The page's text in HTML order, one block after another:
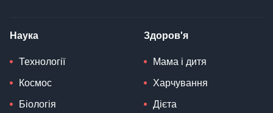
Наука
Технології
Космос
Біологія
Здоров'я
Мама і дитя
Харчування
Дієта